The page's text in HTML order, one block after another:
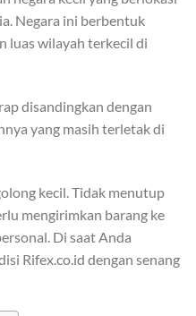
Negara ini berbentuk
luas wilayah terkecil di
disandingkan dengan
yang masih terletak di
kecil. Tidak menutup
mengirimkan barang ke
Di saat Anda
Rifex.co.id dengan senang